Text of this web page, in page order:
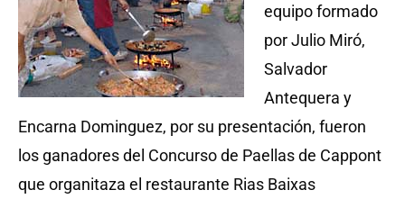
equipo formado
por Julio Miró,
Salvador
Antequera y
Encarna Dominguez, por su presentación, fueron
los ganadores del Concurso de Paellas de Cappont
que organitaza el restaurante Rias Baixas